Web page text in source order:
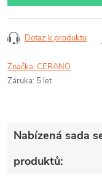
Dotaz k produktu
Značka:CERANO
Záruka: 5 let
Nabízená sada
produktů: